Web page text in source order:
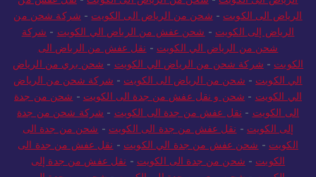
الرياض الى الكويت - شحن من الرياض الى الكويت - شركة شحن من
الرياض إلى الكويت - شحن عفش من الرياض الي الكويت - شركة
شحن من الرياض الي الكويت - نقل عفش من الرياض الى
الكويت - شركة شحن من الرياض الي الكويت - شحن بري من الرياض
الي الكويت - شحن من الرياض الى الكويت - شركة شحن من الرياض
الي الكويت - شحن و نقل عفش من جدة الى الكويت - شحن من جدة
الى الكويت - نقل عفش من جدة الى الكويت - شركة شحن من جدة
إلى الكويت - نقل عفش من جدة الى الكويت - شحن من جدة الى
الكويت - شحن عفش من جدة الي الكويت - نقل عفش من جدة الى
الكويت - شحن من جدة الى الكويت - نقل عفش من جدة إلى